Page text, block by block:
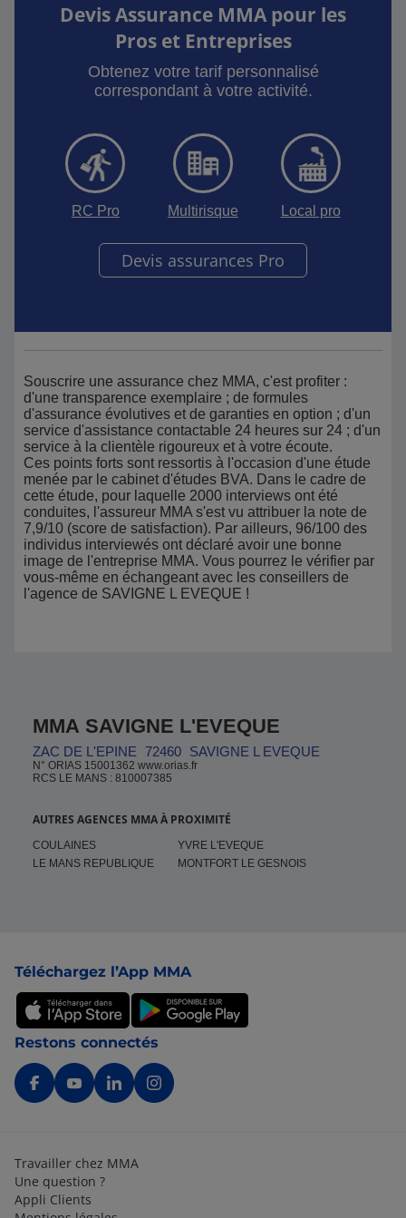
Devis Assurance MMA pour les
Pros et Entreprises
Obtenez votre tarif personnalisé
correspondant à votre activité.
RC Pro Multirisque Local pro
Devis assurances Pro
Souscrire une assurance chez MMA, c'est profiter :
d'une transparence exemplaire ; de formules
d'assurance évolutives et de garanties en option ; d'un
service d'assistance contactable 24 heures sur 24 ; d'un
service à la clientèle rigoureux et à votre écoute.
Ces points forts sont ressortis à l'occasion d'une étude
menée par le cabinet d'études BVA. Dans le cadre de
cette étude, pour laquelle 2000 interviews ont été
conduites, l'assureur MMA s'est vu attribuer la note de
7,9/10 (score de satisfaction). Par ailleurs, 96/100 des
individus interviewés ont déclaré avoir une bonne
image de l'entreprise MMA. Vous pourrez le vérifier par
vous-même en échangeant avec les conseillers de
l'agence de SAVIGNE L EVEQUE !
MMA SAVIGNE L'EVEQUE
ZAC DE L'EPINE 72460 SAVIGNE L EVEQUE
N° ORIAS 15001362 www.orias.fr
RCS LE MANS : 810007385
AUTRES AGENCES MMA À PROXIMITÉ
COULAINES
YVRE L'EVEQUE
LE MANS REPUBLIQUE
MONTFORT LE GESNOIS
Téléchargez l’App MMA
Restons connectés
Travailler chez MMA
Une question ?
Appli Clients